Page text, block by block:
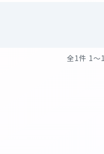
全1件 1〜1